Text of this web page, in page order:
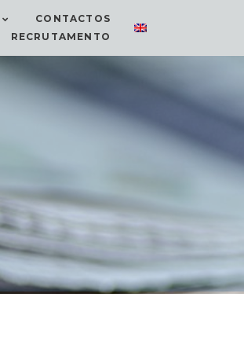
CONTACTOS
RECRUTAMENTO